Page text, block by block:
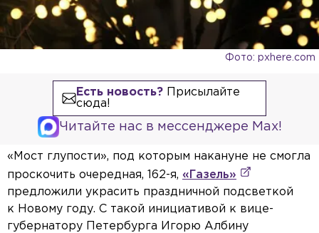
Фото: pxhere.com
Есть новость?Присылайте
сюда!
Читайте нас в мессенджере Max!
«Мост глупости», под которым накануне не смогла
проскочить очередная, 162-я, «Газель»
предложили украсить праздничной подсветкой
к Новому году. С такой инициативой к вице-
губернатору Петербурга Игорю Албину